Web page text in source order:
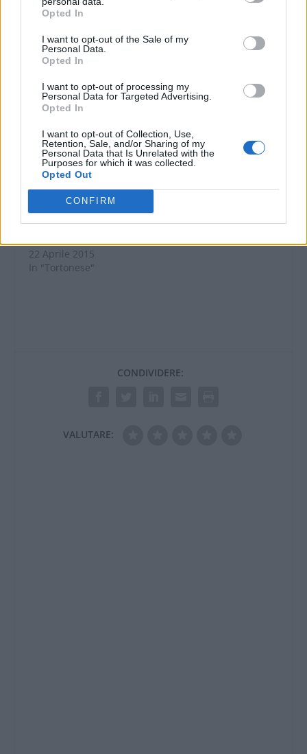
Opted In
I want to opt-out of the Sale of my
Personal Data.
Opted In
I want to opt-out of processing my
Personal Data for Targeted Advertising.
Opted In
I want to opt-out of Collection, Use,
Retention, Sale, and/or Sharing of my
Personal Data that Is Unrelated with the
Purposes for which it was collected.
Opted Out
CONFIRM
Lunedì 10 giugno
Alberto Cirio nuovo
presidente della
9 Giugno 2019
In "Eventi"
Alberto Cirio, amico
vacanza
Pellizza da Volpedo al
22 Aprile 2015
In "Tortonese"
CONDIVIDERE:
VALUTARE: